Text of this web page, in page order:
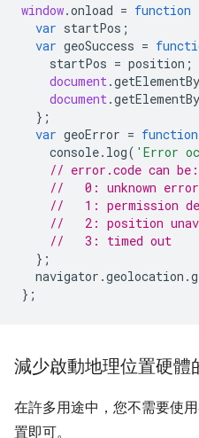
window.onload = function
var startPos ;
var geoSuccess =
startPos = position ;
document .
document .
};
var geoError = function
console. log( 'Error
// error.code can be:
//   0: unknown error
//   1: permission
//   2: position
//   3: timed out
};
navigator .geolocation .
};
減少啟動地理位置硬體
在許多用途中，您不需要使
置即可。